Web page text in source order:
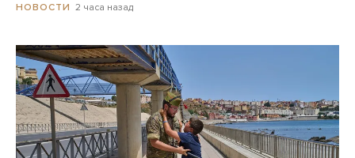
НОВОСТИ 2 часа назад